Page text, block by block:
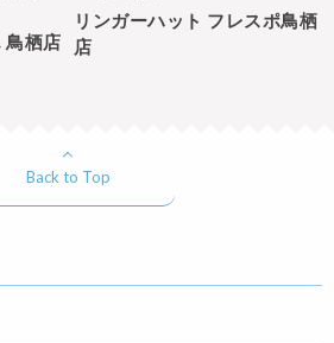
鳥栖店
リンガーハット フレスポ鳥栖
店
Back to Top